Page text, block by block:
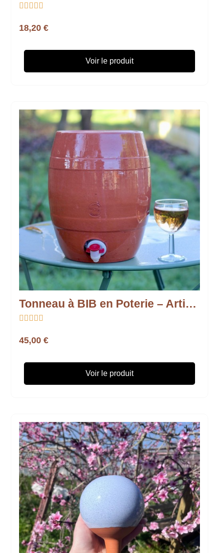
    
18,20 €
Voir le produit
Tonneau à BIB en Poterie – Artisanat et Convivialité
    
45,00 €
Voir le produit